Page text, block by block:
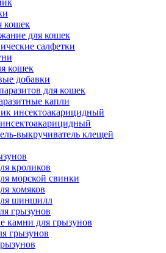
кошек
для кошек
салфетки
кошек
добавки
для кошек
капли
инсектоакарицидный
выкручиватель клещей
кроликов
морской свинки
хомяков
шиншилл
грызунов
камни для грызунов
грызунов